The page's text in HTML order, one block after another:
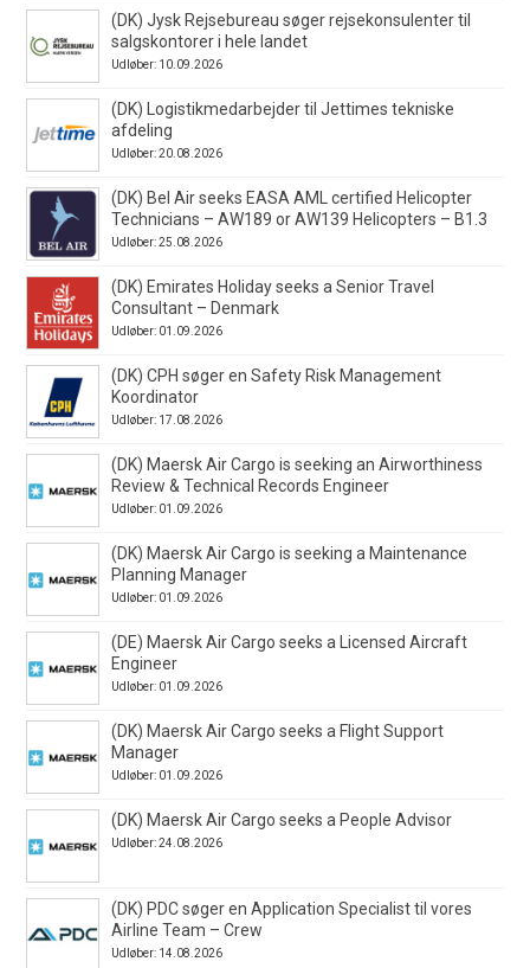
(DK) Jysk Rejsebureau søger rejsekonsulenter til
salgskontorer i hele landet
Udløber: 10.09.2026
(DK) Logistikmedarbejder til Jettimes tekniske
afdeling
Udløber: 20.08.2026
(DK) Bel Air seeks EASA AML certified Helicopter
Technicians – AW189 or AW139 Helicopters – B1.3
Udløber: 25.08.2026
(DK) Emirates Holiday seeks a Senior Travel
Consultant – Denmark
Udløber: 01.09.2026
(DK) CPH søger en Safety Risk Management
Koordinator
Udløber: 17.08.2026
(DK) Maersk Air Cargo is seeking an Airworthiness
Review & Technical Records Engineer
Udløber: 01.09.2026
(DK) Maersk Air Cargo is seeking a Maintenance
Planning Manager
Udløber: 01.09.2026
(DE) Maersk Air Cargo seeks a Licensed Aircraft
Engineer
Udløber: 01.09.2026
(DK) Maersk Air Cargo seeks a Flight Support
Manager
Udløber: 01.09.2026
(DK) Maersk Air Cargo seeks a People Advisor
Udløber: 24.08.2026
(DK) PDC søger en Application Specialist til vores
Airline Team – Crew
Udløber: 14.08.2026